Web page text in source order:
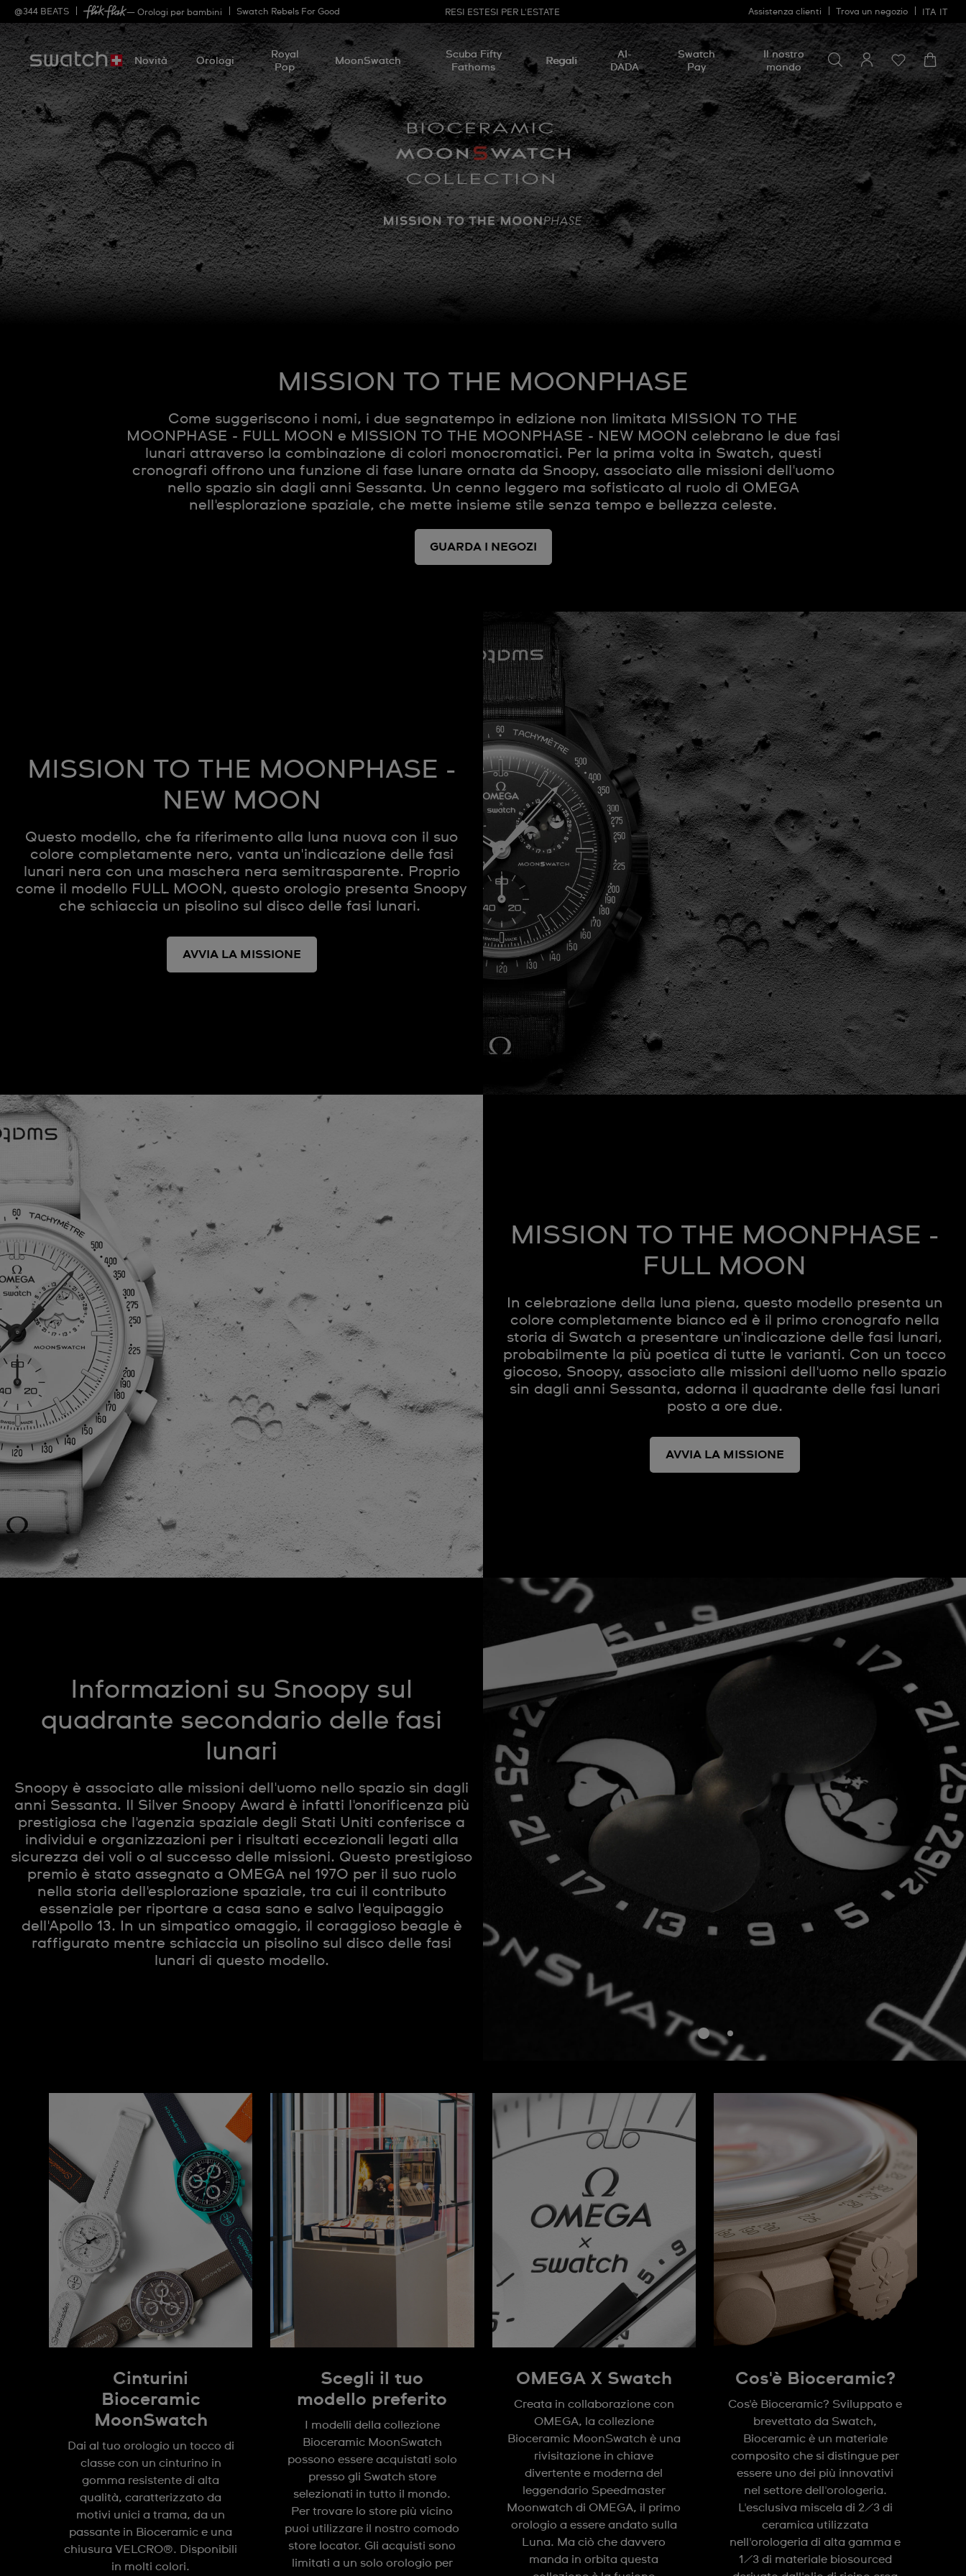
@344 BEATS — Orologi per bambini Swatch Rebels For Good RESI ESTESI PER L'ESTATE Assistenza clienti Trova un negozio ITA
Novità Orologi
Royal
Pop
MoonSwatch
Scuba Fifty
Fathoms
Regali
AI-
DADA
Swatch
Pay
Il nostro
mondo
Cerca
Cerca
MISSION TO THE MOONPHASE
Come suggeriscono i nomi, i due segnatempo in edizione non limitata MISSION TO THE
MOONPHASE - FULL MOON e MISSION TO THE MOONPHASE - NEW MOON celebrano le due fasi
lunari attraverso la combinazione di colori monocromatici. Per la prima volta in Swatch, questi
cronografi offrono una funzione di fase lunare ornata da Snoopy, associato alle missioni dell'uomo
nello spazio sin dagli anni Sessanta. Un cenno leggero ma sofisticato al ruolo di OMEGA
nell'esplorazione spaziale, che mette insieme stile senza tempo e bellezza celeste.
GUARDA I NEGOZI
MISSION TO THE MOONPHASE -
NEW MOON
Questo modello, che fa riferimento alla luna nuova con il suo
colore completamente nero, vanta un'indicazione delle fasi
lunari nera con una maschera nera semitrasparente. Proprio
come il modello FULL MOON, questo orologio presenta Snoopy
che schiaccia un pisolino sul disco delle fasi lunari.
AVVIA LA MISSIONE
MISSION TO THE MOONPHASE -
FULL MOON
In celebrazione della luna piena, questo modello presenta un
colore completamente bianco ed è il primo cronografo nella
storia di Swatch a presentare un'indicazione delle fasi lunari,
probabilmente la più poetica di tutte le varianti. Con un tocco
giocoso, Snoopy, associato alle missioni dell'uomo nello spazio
sin dagli anni Sessanta, adorna il quadrante delle fasi lunari
posto a ore due.
AVVIA LA MISSIONE
Informazioni su Snoopy sul
quadrante secondario delle fasi
lunari
Snoopy è associato alle missioni dell'uomo nello spazio sin dagli
anni Sessanta. Il Silver Snoopy Award è infatti l'onorificenza più
prestigiosa che l'agenzia spaziale degli Stati Uniti conferisce a
individui e organizzazioni per i risultati eccezionali legati alla
sicurezza dei voli o al successo delle missioni. Questo prestigioso
premio è stato assegnato a OMEGA nel 1970 per il suo ruolo
nella storia dell'esplorazione spaziale, tra cui il contributo
essenziale per riportare a casa sano e salvo l'equipaggio
dell'Apollo 13. In un simpatico omaggio, il coraggioso beagle è
raffigurato mentre schiaccia un pisolino sul disco delle fasi
lunari di questo modello.
Cinturini
Bioceramic
MoonSwatch
Dai al tuo orologio un tocco di
classe con un cinturino in
gomma resistente di alta
qualità, caratterizzato da
motivi unici a trama, da un
passante in Bioceramic e una
chiusura VELCRO®. Disponibili
in molti colori.
Scegli il tuo
modello preferito
I modelli della collezione
Bioceramic MoonSwatch
possono essere acquistati solo
presso gli Swatch store
selezionati in tutto il mondo.
Per trovare lo store più vicino
puoi utilizzare il nostro comodo
store locator. Gli acquisti sono
limitati a un solo orologio per
OMEGA X Swatch
Creata in collaborazione con
OMEGA, la collezione
Bioceramic MoonSwatch è una
rivisitazione in chiave
divertente e moderna del
leggendario Speedmaster
Moonwatch di OMEGA, il primo
orologio a essere andato sulla
Luna. Ma ciò che davvero
manda in orbita questa
Cos'è Bioceramic?
Cos'è Bioceramic? Sviluppato e
brevettato da Swatch,
Bioceramic è un materiale
composito che si distingue per
essere uno dei più innovativi
nel settore dell'orologeria.
L'esclusiva miscela di 2/3 di
ceramica utilizzata
nell'orologeria di alta gamma e
1/3 di materiale biosourced